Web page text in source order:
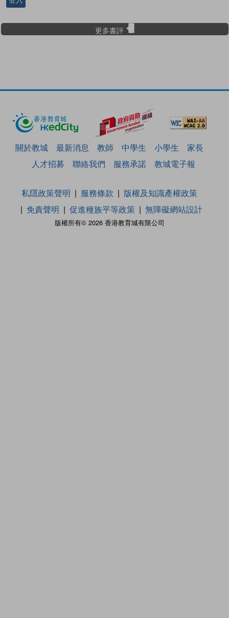
更多書評
關於教城 最新消息 教師 中學生 小學生
家長
人才招募
聯絡我們 服務承諾 教城電子報
版權所有© 2026 香港教育城有限公司
私隱政策聲明 服務條款
版權及知識產權政策
免責聲明
促進種族平等政策 無障礙網站設計